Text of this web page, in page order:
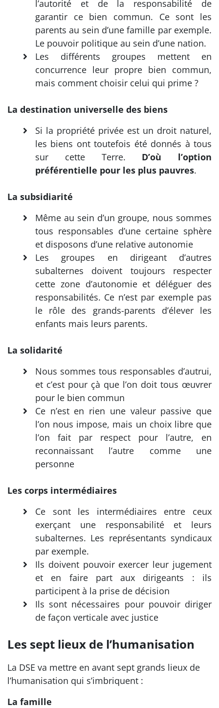
l’autorité et de la responsabilité de
garantir ce bien commun. Ce sont les
parents au sein d’une famille par exemple.
Le pouvoir politique au sein d’une nation.
Les différents groupes mettent en
concurrence leur propre bien commun,
mais comment choisir celui qui prime ?
La destination universelle des biens
Si la propriété privée est un droit naturel,
les biens ont toutefois été donnés à tous
sur cette Terre. D’où l’option
préférentielle pour les plus pauvres.
La subsidiarité
Même au sein d’un groupe, nous sommes
tous responsables d’une certaine sphère
et disposons d’une relative autonomie
Les groupes en dirigeant d’autres
subalternes doivent toujours respecter
cette zone d’autonomie et déléguer des
responsabilités. Ce n’est par exemple pas
le rôle des grands-parents d’élever les
enfants mais leurs parents.
La solidarité
Nous sommes tous responsables d’autrui,
et c’est pour çà que l’on doit tous œuvrer
pour le bien commun
Ce n’est en rien une valeur passive que
l’on nous impose, mais un choix libre que
l’on fait par respect pour l’autre, en
reconnaissant l’autre comme une
personne
Les corps intermédiaires
Ce sont les intermédiaires entre ceux
exerçant une responsabilité et leurs
subalternes. Les représentants syndicaux
par exemple.
Ils doivent pouvoir exercer leur jugement
et en faire part aux dirigeants : ils
participent à la prise de décision
Ils sont nécessaires pour pouvoir diriger
de façon verticale avec justice
Les sept lieux de l’humanisation
La DSE va mettre en avant sept grands lieux de
l’humanisation qui s’imbriquent :
La famille